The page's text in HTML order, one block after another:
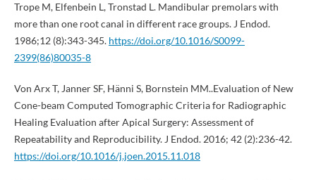
Trope M, Elfenbein L, Tronstad L. Mandibular premolars with
more than one root canal in different race groups. J Endod.
1986;12 (8):343-345. https://doi.org/10.1016/S0099-
2399(86)80035-8
Von Arx T, Janner SF, Hänni S, Bornstein MM..Evaluation of New
Cone-beam Computed Tomographic Criteria for Radiographic
Healing Evaluation after Apical Surgery: Assessment of
Repeatability and Reproducibility. J Endod. 2016; 42 (2):236-42.
https://doi.org/10.1016/j.joen.2015.11.018